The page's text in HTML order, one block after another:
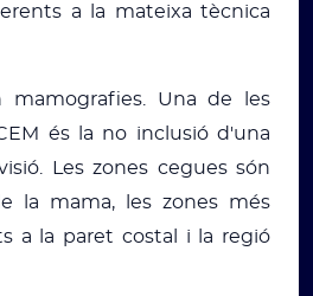
a la mateixa tècnica
mamografies. Una de les
és la no inclusió d'una
Les zones cegues són
la mama, les zones més
a la paret costal i la regió